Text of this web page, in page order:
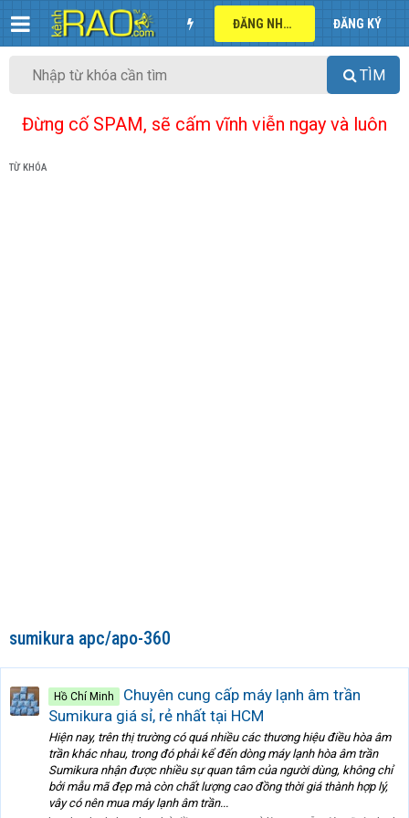
ĐĂNG NHẬP ĐĂNG KÝ
TÌM
Đừng cố SPAM, sẽ cấm vĩnh viễn ngay và luôn
TỪ KHÓA
sumikura apc/apo-360
Hồ Chí Minh
Chuyên cung cấp máy lạnh âm trần
Sumikura giá sỉ, rẻ nhất tại HCM
Hiện nay, trên thị trường có quá nhiều các thương hiệu điều hòa âm
trần khác nhau, trong đó phải kể đến dòng máy lạnh hòa âm trần
Sumikura nhận được nhiều sự quan tâm của người dùng, không chỉ
bởi mẫu mã đẹp mà còn chất lượng cao đồng thời giá thành hợp lý,
vây có nên mua máy lạnh âm trần...